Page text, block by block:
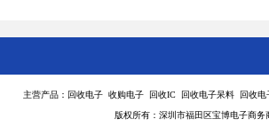
主营产品：回收电子 收购电子 回收IC 回收电子呆料 回收电
版权所有：深圳市福田区宝博电子商务